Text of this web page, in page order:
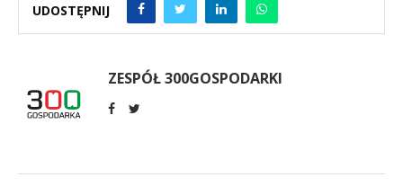
UDOSTĘPNIJ
ZESPÓŁ 300GOSPODARKI